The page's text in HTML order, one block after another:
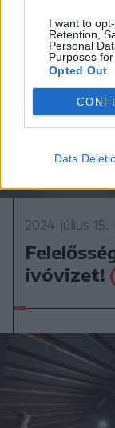
I want to
Retention,
Personal
Purposes
Opted Out
Data
2024. július
ivóvizet!